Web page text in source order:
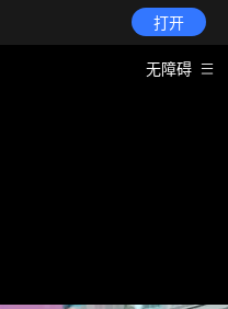
打开
无障碍